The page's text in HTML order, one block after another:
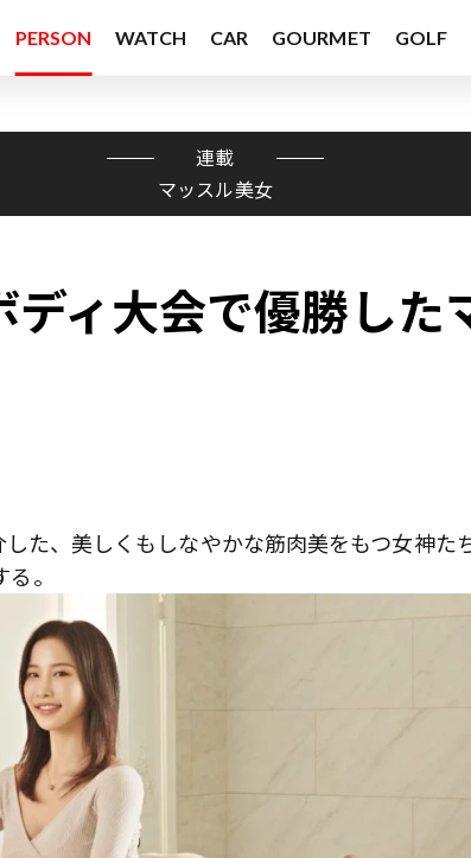
PERSON WATCH CAR GOURMET GOLF
連載
マッスル美女
ィ大会で優勝した
た、美しくもしなやかな筋肉美をもつ女神た
。